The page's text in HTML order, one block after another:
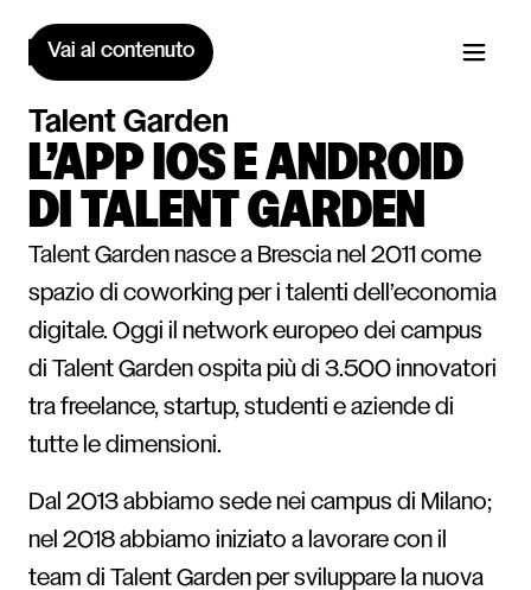
Vai al contenuto
Talent Garden
L’APP IOS E ANDROID
DI TALENT GARDEN
Talent Garden nasce a Brescia nel 2011 come
spazio di coworking per i talenti dell’economia
digitale. Oggi il network europeo dei campus
di Talent Garden ospita più di 3.500 innovatori
tra freelance, startup, studenti e aziende di
tutte le dimensioni.
Dal 2013 abbiamo sede nei campus di Milano;
nel 2018 abbiamo iniziato a lavorare con il
team di Talent Garden per sviluppare la nuova